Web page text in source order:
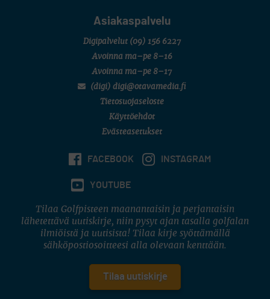
Asiakaspalvelu
Digipalvelut (09) 156 6227
Avoinna ma–pe 8–16
Avoinna ma–pe 8–17
(digi) digi@otavamedia.fi
Tietosuojaseloste
Käyttöehdot
Evästeasetukset
FACEBOOK INSTAGRAM
YOUTUBE
Tilaa Golfpisteen maanantaisin ja perjantaisin
lähetettävä uutiskirje, niin pysyt ajan tasalla golfalan
ilmiöistä ja uutisista! Tilaa kirje syöttämällä
sähköpostiosoitteesi alla olevaan kenttään.
Tilaa uutiskirje